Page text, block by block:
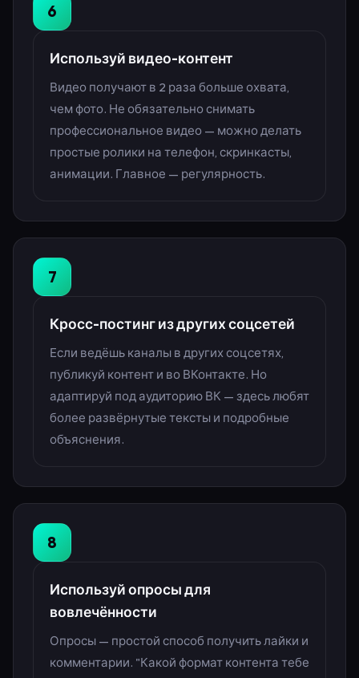
6
Используй видео-контент
Видео получают в 2 раза больше охвата,
чем фото. Не обязательно снимать
профессиональное видео — можно делать
простые ролики на телефон, скринкасты,
анимации. Главное — регулярность.
7
Кросс-постинг из других соцсетей
Если ведёшь каналы в других соцсетях,
публикуй контент и во ВКонтакте. Но
адаптируй под аудиторию ВК — здесь любят
более развёрнутые тексты и подробные
объяснения.
8
Используй опросы для
вовлечённости
Опросы — простой способ получить лайки и
комментарии. "Какой формат контента тебе